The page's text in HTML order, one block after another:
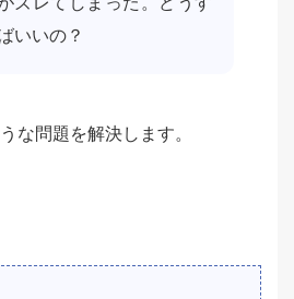
いいの？
な問題を解決します。